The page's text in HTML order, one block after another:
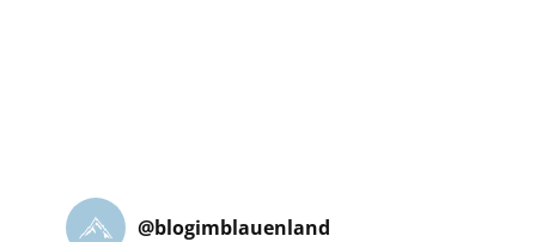
@blogimblauenland